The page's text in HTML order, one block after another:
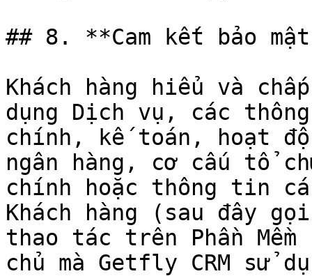
## 8. **Cam kết bảo
Khách hàng hiểu và
dụng Dịch vụ, các
chính, kế toán, hoạt
ngân hàng, cơ cấu tổ
chính hoặc thông tin cá
Khách hàng (sau đây
thao tác trên Phần
chủ mà Getfly CRM sử